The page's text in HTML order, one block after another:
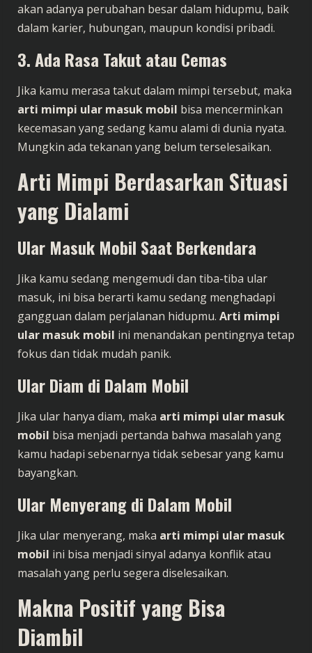
akan adanya perubahan besar dalam hidupmu, baik
dalam karier, hubungan, maupun kondisi pribadi.
3. Ada Rasa Takut atau Cemas
Jika kamu merasa takut dalam mimpi tersebut, maka
arti mimpi ular masuk mobil bisa mencerminkan
kecemasan yang sedang kamu alami di dunia nyata.
Mungkin ada tekanan yang belum terselesaikan.
Arti Mimpi Berdasarkan Situasi
yang Dialami
Ular Masuk Mobil Saat Berkendara
Jika kamu sedang mengemudi dan tiba-tiba ular
masuk, ini bisa berarti kamu sedang menghadapi
gangguan dalam perjalanan hidupmu. Arti mimpi
ular masuk mobil ini menandakan pentingnya tetap
fokus dan tidak mudah panik.
Ular Diam di Dalam Mobil
Jika ular hanya diam, maka arti mimpi ular masuk
mobil bisa menjadi pertanda bahwa masalah yang
kamu hadapi sebenarnya tidak sebesar yang kamu
bayangkan.
Ular Menyerang di Dalam Mobil
Jika ular menyerang, maka arti mimpi ular masuk
mobil ini bisa menjadi sinyal adanya konflik atau
masalah yang perlu segera diselesaikan.
Makna Positif yang Bisa
Diambil